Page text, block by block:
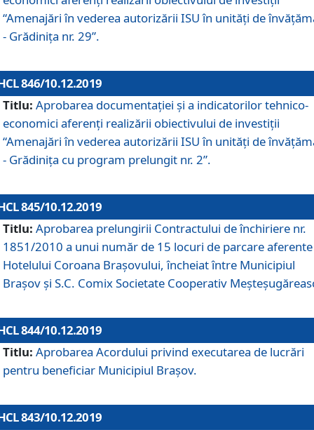
“Amenajări în vederea autorizării ISU în unități de
- Grădinița nr. 29”.
846/10.12.2019
Titlu: Aprobarea documentației și a indicatorilor tehnico-
economici aferenți realizării obiectivului de investiții
“Amenajări în vederea autorizării ISU în unități de
- Grădinița cu program prelungit nr. 2”.
845/10.12.2019
Titlu: Aprobarea prelungirii Contractului de închiriere nr.
1851/2010 a unui număr de 15 locuri de parcare aferente
Hotelului Coroana Brașovului, încheiat între Municipiul
Braşov şi S.C. Comix Societate Cooperativ
844/10.12.2019
Titlu: Aprobarea Acordului privind executarea de lucrări
pentru beneficiar Municipiul Brașov.
843/10.12.2019